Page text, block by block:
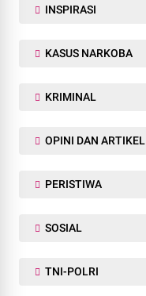
INSPIRASI
KASUS NARKOBA
KRIMINAL
OPINI DAN ARTIKEL
PERISTIWA
SOSIAL
TNI-POLRI